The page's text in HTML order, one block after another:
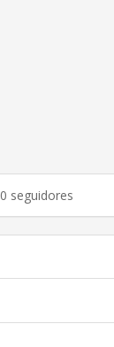
0 seguidores